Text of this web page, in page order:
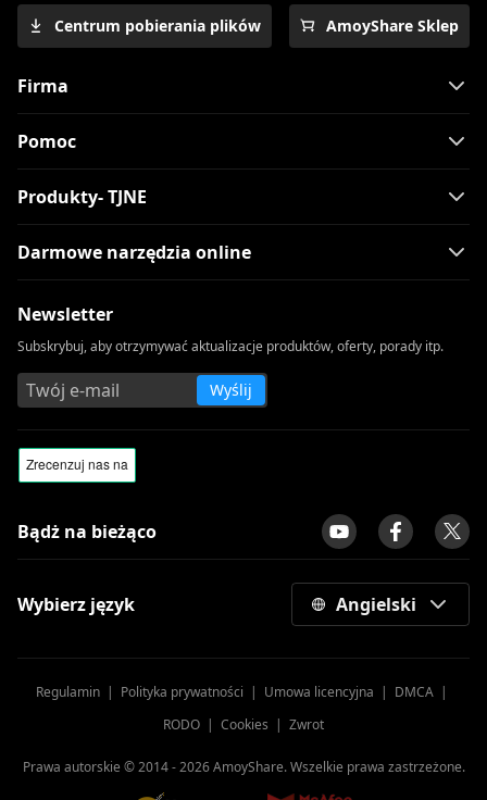
Centrum pobierania plików AmoyShare Sklep
Firma
Pomoc
Produkty- TJNE
Darmowe narzędzia online
Newsletter
Subskrybuj, aby otrzymywać aktualizacje produktów, oferty, porady itp.
Wyślij
Bądż na bieżąco
Wybierz język Angielski
Regulamin | Polityka prywatności | Umowa licencyjna | DMCA |
RODO | Cookies | Zwrot
Prawa autorskie © 2014 -2026AmoyShare. Wszelkie prawa zastrzeżone.